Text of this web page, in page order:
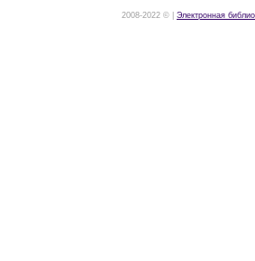
2008-2022 © | Электронная